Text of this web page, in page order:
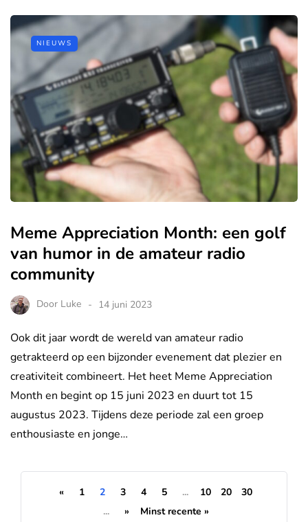
NIEUWS
Meme Appreciation Month: een golf
van humor in de amateur radio
community
Door Luke 14 juni 2023
Ook dit jaar wordt de wereld van amateur radio
getrakteerd op een bijzonder evenement dat plezier en
creativiteit combineert. Het heet Meme Appreciation
Month en begint op 15 juni 2023 en duurt tot 15
augustus 2023. Tijdens deze periode zal een groep
enthousiaste en jonge…
« 1 2 3 4 5 ... 10 20
30
...
» Minst recente »